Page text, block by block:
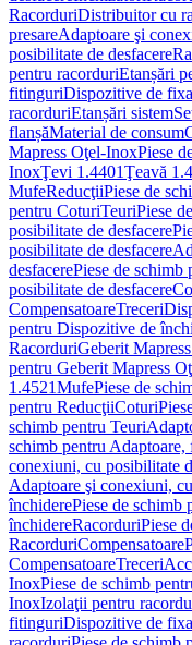
RacorduriDistribuitor cu
presareAdaptoare şi
posibilitate de desfacere
pentru racorduriEtanșări
fitinguriDispozitive de
racorduriEtanșări sistem
flanșăMaterial de consum
Mapress Oţel-InoxPiese
InoxŢevi 1.4401Ţeavă
MufeReducţiiPiese de
pentru CoturiTeuriPiese
posibilitate de desfacere
posibilitate de desfacere
desfacerePiese de schimb
posibilitate de desfacere
CompensatoareTreceri
pentru Dispozitive de
RacorduriGeberit
pentru Geberit Mapress
1.4521MufePiese de
pentru ReducţiiCoturi
schimb pentru Teuri
schimb pentru Adaptoare,
conexiuni, cu posibilitate
Adaptoare şi conexiuni,
închiderePiese de schimb
închidereRacorduriPiese
RacorduriCompensatoare
CompensatoareTreceri
InoxPiese de schimb
InoxIzolaţii pentru
fitinguriDispozitive de